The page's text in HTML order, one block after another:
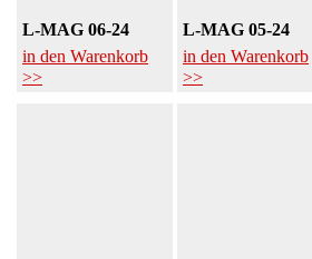
L-MAG 06-24
in den Warenkorb
>>
L-MAG 05-24
in den Warenkorb
>>